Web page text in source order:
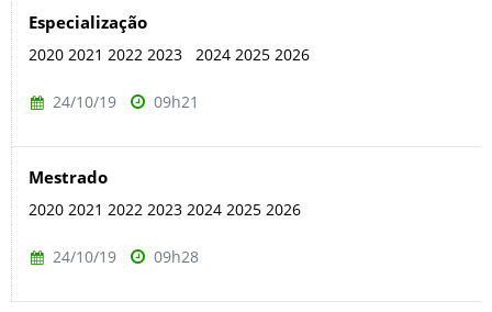
Especialização
2020 2021 2022 2023 2024 2025 2026
24/10/19 09h21
Mestrado
2020 2021 2022 2023 2024 2025 2026
24/10/19 09h28